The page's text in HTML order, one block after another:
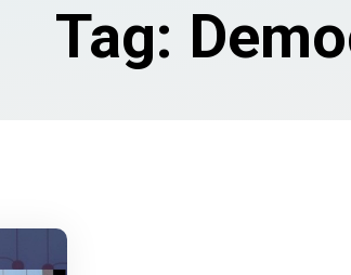
Tag: